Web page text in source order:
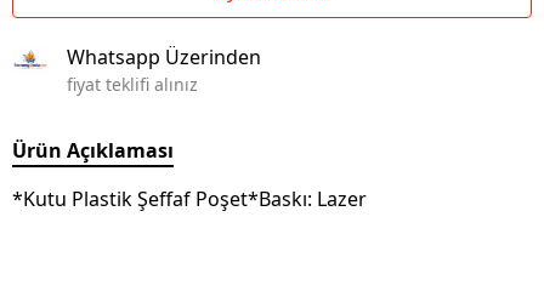
Whatsapp Üzerinden
fiyat teklifi alınız
Ürün Açıklaması
*Kutu Plastik Şeffaf Poşet*Baskı: Lazer